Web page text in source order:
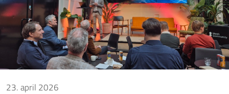
IFE
PRESSE ENGLISH
23. april 2026